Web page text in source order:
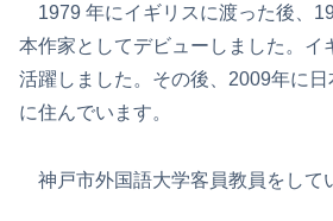
1979 年にイギリスに渡った後、
本作家としてデビューしました。イ
活躍しました。その後、2009年に
に住んでいます。
神戸市外国語大学客員教員をして